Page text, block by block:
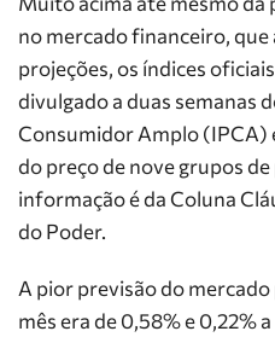
no mercado financeiro, que
projeções, os índices
divulgado a duas semanas
Consumidor Amplo (IPCA)
do preço de nove grupos
informação é da Coluna
do Poder.
A pior previsão do mercado
mês era de 0,58% e 0,22%